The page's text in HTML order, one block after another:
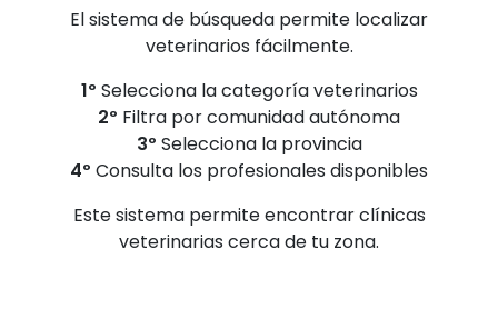
El sistema de búsqueda permite localizar
veterinarios fácilmente.
1º Selecciona la categoría veterinarios
2º Filtra por comunidad autónoma
3º Selecciona la provincia
4º Consulta los profesionales disponibles
Este sistema permite encontrar clínicas
veterinarias cerca de tu zona.